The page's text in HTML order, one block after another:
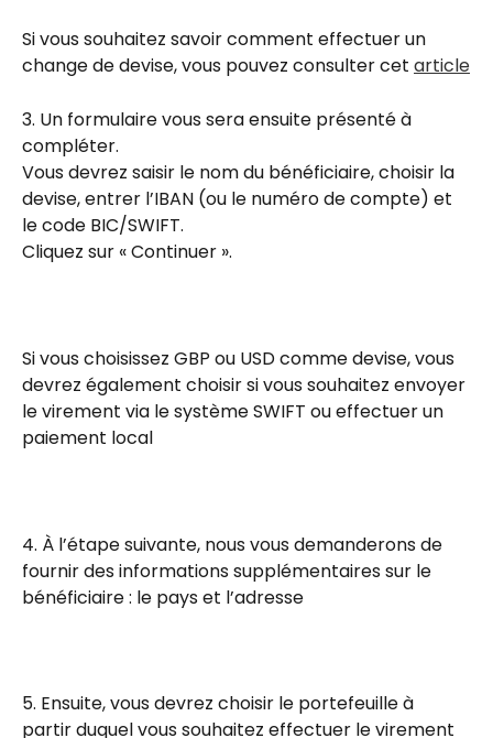
Si vous souhaitez savoir comment effectuer un
change de devise, vous pouvez consulter cet article
3. Un formulaire vous sera ensuite présenté à
compléter.
Vous devrez saisir le nom du bénéficiaire, choisir la
devise, entrer l’IBAN (ou le numéro de compte) et
le code BIC/SWIFT.
Cliquez sur « Continuer ».
Si vous choisissez GBP ou USD comme devise, vous
devrez également choisir si vous souhaitez envoyer
le virement via le système SWIFT ou effectuer un
paiement local
4. À l’étape suivante, nous vous demanderons de
fournir des informations supplémentaires sur le
bénéficiaire : le pays et l’adresse
5. Ensuite, vous devrez choisir le portefeuille à
partir duquel vous souhaitez effectuer le virement